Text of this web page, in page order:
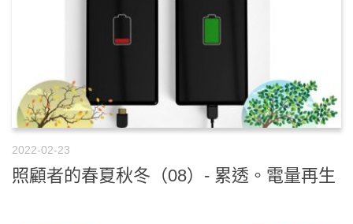
2022-02-23
照顧者的春夏秋冬（08）- 累透。電量再生